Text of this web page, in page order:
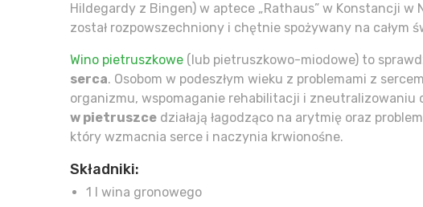
Hildegardy z Bingen) w aptece „Rathaus” w Konstancji
został rozpowszechniony i chętnie spożywany na całym
Wino pietruszkowe (lub pietruszkowo-miodowe) to
serca. Osobom w podeszłym wieku z problemami z
organizmu, wspomaganie rehabilitacji i
w pietruszce działają łagodząco na arytmię oraz
który wzmacnia serce i naczynia krwionośne.
Składniki:
1 l wina gronowego